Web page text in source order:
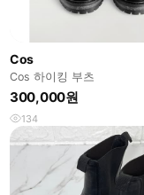
Cos
Cos 하이킹 부츠
300,000원
134